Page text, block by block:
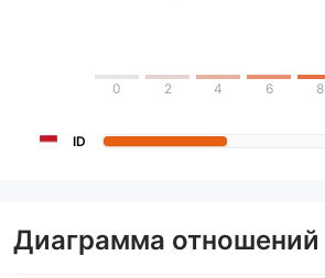
0 2 4 6 8
ID
Диаграмма отношений